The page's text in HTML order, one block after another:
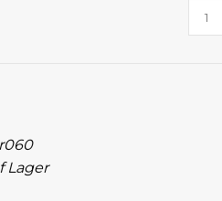
Lager